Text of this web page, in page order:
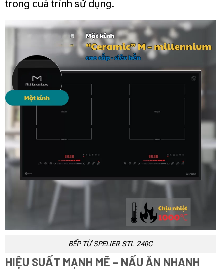
trong quá trình sử dụng.
BẾP TỪ SPELIER STL 240C
HIỆU SUẤT MẠNH MẼ – NẤU ĂN NHANH